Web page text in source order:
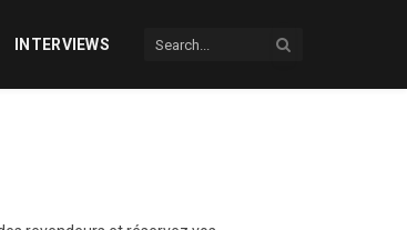
INTERVIEWS